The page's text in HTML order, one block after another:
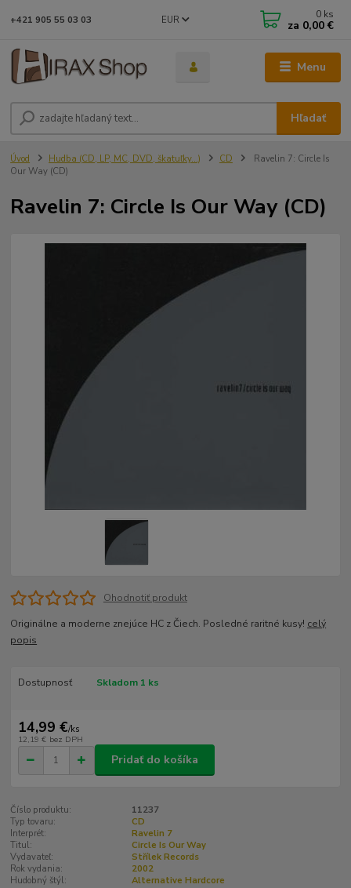
Menu
EUR
Hľadať
+421 905 55 03 03 0 ks
za 0,00 €
Úvod Hudba (CD, LP, MC, DVD, škatuľky...) CD
Ravelin 7: Circle Is
Our Way (CD)
Ravelin 7: Circle Is Our Way (CD)
Ohodnotiť produkt
Originálne a moderne znejúce HC z Čiech. Posledné raritné kusy! celý
popis
Dostupnosť Skladom 1 ks
14,99 €/ks
12,19 € bez DPH
Pridať do košíka
Číslo produktu:
11237
Typ tovaru:
CD
Interprét:
Ravelin 7
Titul:
Circle Is Our Way
Vydavateľ:
Střílek Records
Rok vydania:
2002
Hudobný štýl:
Alternative Hardcore